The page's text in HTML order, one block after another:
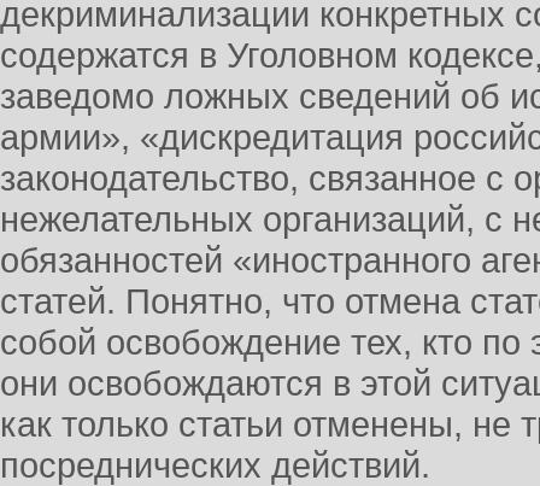
декриминализации конкретных
содержатся в Уголовном
заведомо ложных сведений об
армии», «дискредитация
законодательство, связанное с
нежелательных организаций, с
обязанностей «иностранного
статей. Понятно, что отмена
собой освобождение тех, кто по
они освобождаются в этой
как только статьи отменены, не
посреднических действий.